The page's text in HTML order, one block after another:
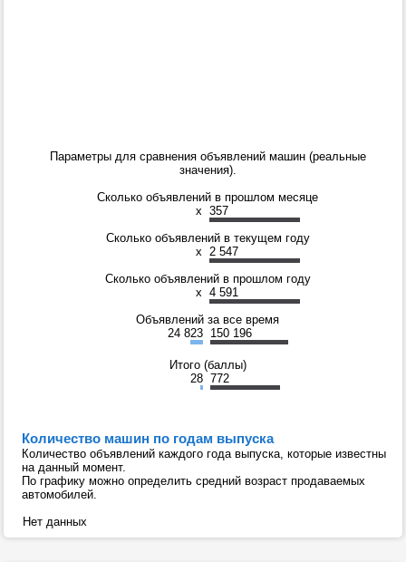
Параметры для сравнения объявлений машин (реальные
значения).
Сколько объявлений в прошлом месяце
x 357
Сколько объявлений в текущем году
x 2 547
Сколько объявлений в прошлом году
x 4 591
Объявлений за все время
24 823 150 196
Итого (баллы)
28 772
Количество машин по годам выпуска
Количество объявлений каждого года выпуска, которые известны
на данный момент.
По графику можно определить средний возраст продаваемых
автомобилей.
Нет данных